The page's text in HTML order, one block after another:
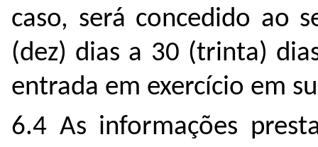
caso, será concedido ao
(dez) dias a 30 (trinta)
entrada em exercício em
6.4 As informações